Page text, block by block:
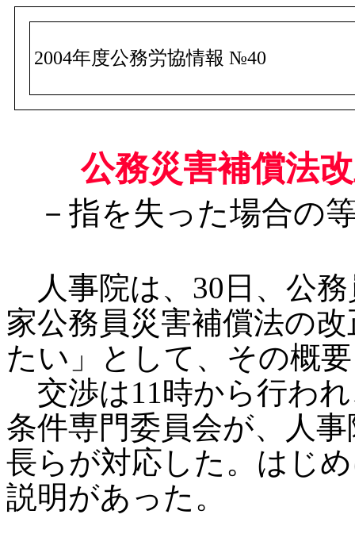
2004年度公務労協情報 №40
公務災害補償法
－指を失った場合の
人事院は、30日、公
家公務員災害補償法の
たい」として、その概
交渉は11時から行わ
条件専門委員会が、人
長らが対応した。はじ
説明があった。